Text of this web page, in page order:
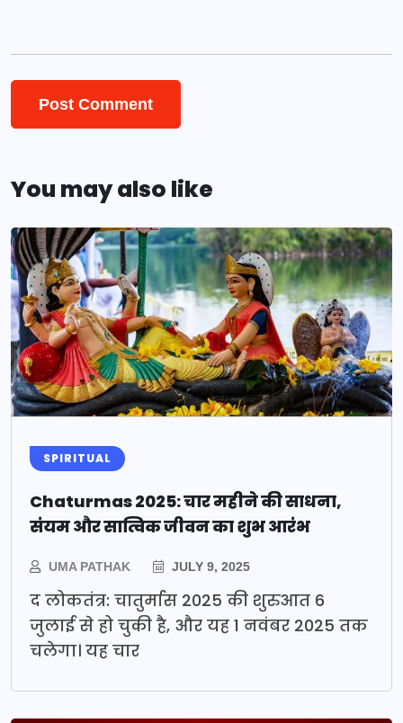
You may also like
SPIRITUAL
Chaturmas 2025: चार महीने की साधना,
संयम और सात्विक जीवन का शुभ आरंभ
UMA PATHAK JULY 9, 2025
द लोकतंत्र: चातुर्मास 2025 की शुरुआत 6
जुलाई से हो चुकी है, और यह 1 नवंबर 2025 तक
चलेगा। यह चार